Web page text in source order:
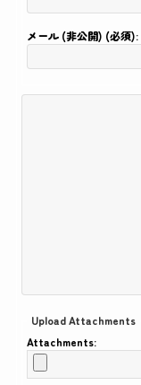
メール (非公開) (必須):
Upload Attachments
Attachments: